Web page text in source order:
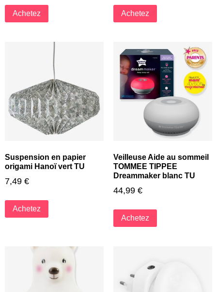
Achetez Achetez
Suspension en papier
origami Hanoï vert TU
7,49 €
Achetez
Veilleuse Aide au sommeil
TOMMEE TIPPEE
Dreammaker blanc TU
44,99 €
Achetez